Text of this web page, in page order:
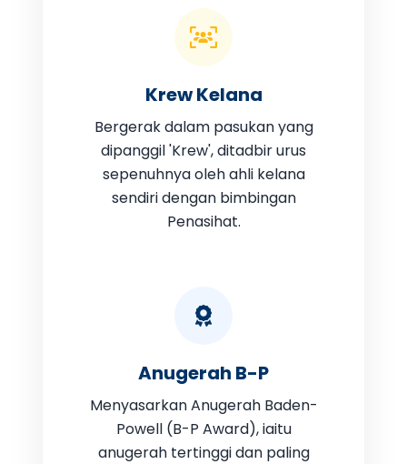
Krew Kelana
Bergerak dalam pasukan yang
dipanggil 'Krew', ditadbir urus
sepenuhnya oleh ahli kelana
sendiri dengan bimbingan
Penasihat.
Anugerah B-P
Menyasarkan Anugerah Baden-
Powell (B-P Award), iaitu
anugerah tertinggi dan paling